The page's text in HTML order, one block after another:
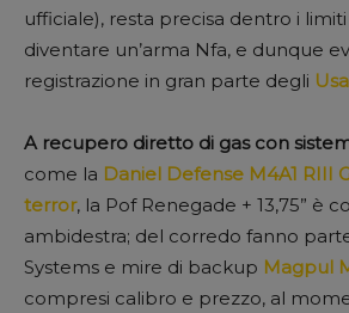
ufficiale), resta precisa dentro i
diventare un’arma Nfa, e dunque
registrazione in gran parte degli Usa
A recupero diretto di gas con
come la Daniel Defense M4A1 RIII
terror, la Pof Renegade + 13,75” è
ambidestra; del corredo fanno
Systems e mire di backup Magpul
compresi calibro e prezzo, al